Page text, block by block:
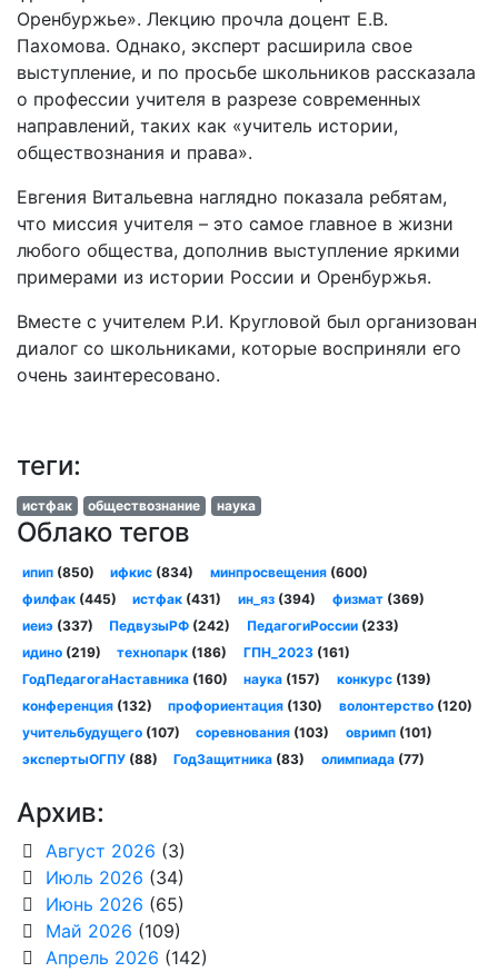
Оренбуржье». Лекцию прочла доцент Е.В.
Пахомова. Однако, эксперт расширила свое
выступление, и по просьбе школьников рассказала
о профессии учителя в разрезе современных
направлений, таких как «учитель истории,
обществознания и права».
Евгения Витальевна наглядно показала ребятам,
что миссия учителя – это самое главное в жизни
любого общества, дополнив выступление яркими
примерами из истории России и Оренбуржья.
Вместе с учителем Р.И. Кругловой был организован
диалог со школьниками, которые восприняли его
очень заинтересовано.
теги:
истфак обществознание наука
Облако тегов
ипип(850) ифкис (834) минпросвещения(600)
филфак(445) истфак (431) ин_яз(394) физмат(369)
иеиэ(337) ПедвузыРФ (242) ПедагогиРоссии(233)
идино(219) технопарк (186) ГПН_2023(161)
ГодПедагогаНаставника(160) наука (157) конкурс(139)
конференция(132) профориентация (130) волонтерство(120)
учительбудущего(107) соревнования (103) овримп(101)
экспертыОГПУ(88) ГодЗащитника (83) олимпиада(77)
Архив:
Август 2026 (3)
Июль 2026 (34)
Июнь 2026 (65)
Май 2026 (109)
Апрель 2026 (142)